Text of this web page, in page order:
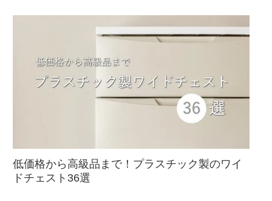
低価格から高級品まで！プラスチック製のワイ
ドチェスト36選